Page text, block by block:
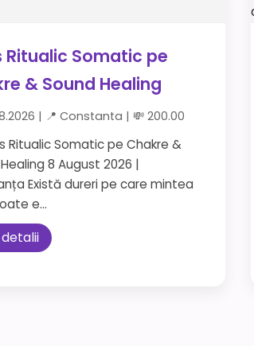
Ritualic Somatic pe
& Sound Healing
| 📍 Constanta | 💸 200.00
Ritualic Somatic pe Chakre &
8 August 2026 |
Există dureri pe care mintea
e...